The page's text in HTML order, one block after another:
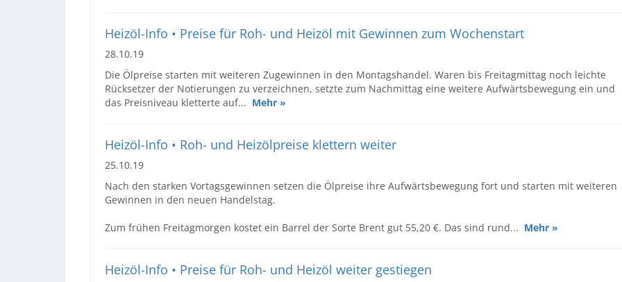
Heizöl-Info • Preise für Roh- und Heizöl mit Gewinnen zum Wochenstart
28.10.19
Die Ölpreise starten mit weiteren Zugewinnen in den Montagshandel. Waren bis Freitagmittag noch leichte
Rücksetzer der Notierungen zu verzeichnen, setzte zum Nachmittag eine weitere Aufwärtsbewegung ein und
das Preisniveau kletterte auf... Mehr »
Heizöl-Info • Roh- und Heizölpreise klettern weiter
25.10.19
Nach den starken Vortagsgewinnen setzen die Ölpreise ihre Aufwärtsbewegung fort und starten mit weiteren
Gewinnen in den neuen Handelstag.
Zum frühen Freitagmorgen kostet ein Barrel der Sorte Brent gut 55,20 €. Das sind rund... Mehr »
Heizöl-Info • Preise für Roh- und Heizöl weiter gestiegen